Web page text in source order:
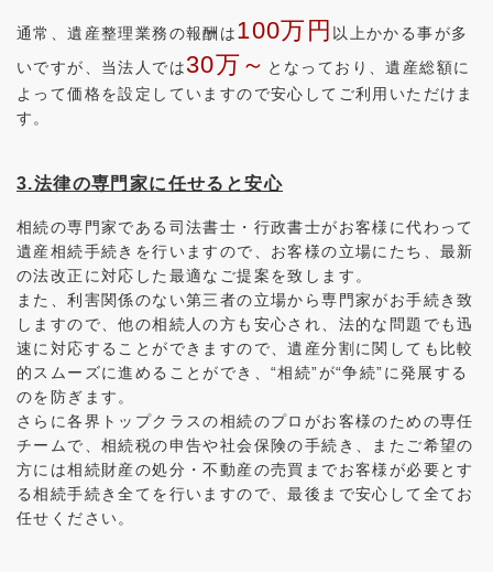
通常、遺産整理業務の報酬は100万円 以上かかる事が多
いですが、当法人では30万～ となっており、遺産総額に
よって価格を設定していますので安心してご利用いただけま
す。
3.法律の専門家に任せると安心
相続の専門家である司法書士・行政書士がお客様に代わって
遺産相続手続きを行いますので、お客様の立場にたち、最新
の法改正に対応した最適なご提案を致します。
また、利害関係のない第三者の立場から専門家がお手続き致
しますので、他の相続人の方も安心され、法的な問題でも迅
速に対応することができますので、遺産分割に関しても比較
的スムーズに進めることができ、“相続”が“争続”に発展する
のを防ぎます。
さらに各界トップクラスの相続のプロがお客様のための専任
チームで、相続税の申告や社会保険の手続き、またご希望の
方には相続財産の処分・不動産の売買までお客様が必要とす
る相続手続き全てを行いますので、最後まで安心して全てお
任せください。